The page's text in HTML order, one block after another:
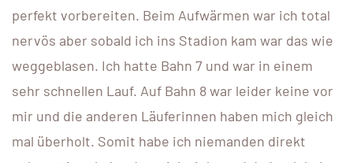
perfekt vorbereiten. Beim Aufwärmen war ich total
nervös aber sobald ich ins Stadion kam war das wie
weggeblasen. Ich hatte Bahn 7 und war in einem
sehr schnellen Lauf. Auf Bahn 8 war leider keine vor
mir und die anderen Läuferinnen haben mich gleich
mal überholt. Somit habe ich niemanden direkt